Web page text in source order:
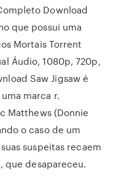
Download
que possui uma
Mortais Torrent
Áudio, 1080p, 720p,
Saw Jigsaw é
marca r.
Matthews (Donnie
o caso de um
suspeitas recaem
que desapareceu.